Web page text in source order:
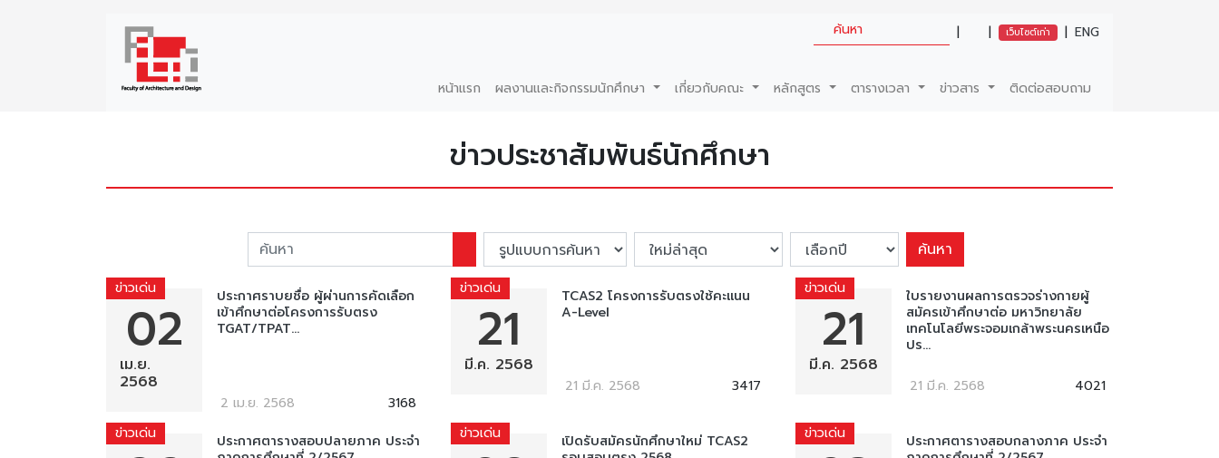
| | เว็บไซต์เก่า | ENG
หน้าแรก ผลงานและกิจกรรมนักศึกษา เกี่ยวกับคณะ หลักสูตร ตารางเวลา ข่าวสาร ติดต่อสอบถาม
ข่าวประชาสัมพันธ์นักศึกษา
ค้นหา
02
เม.ย.
2568
ข่าวเด่น
ประกาศราบยชื่อ ผู้ผ่านการคัดเลือก
เข้าศึกษาต่อโครงการรับตรง
TGAT/TPAT...
2 เม.ย. 2568 3168
21
มี.ค. 2568
ข่าวเด่น
TCAS2 โครงการรับตรงใช้คะแนน
A-Level
21 มี.ค. 2568 3417
21
มี.ค. 2568
ข่าวเด่น
ใบรายงานผลการตรวจร่างกายผู้
สมัครเข้าศึกษาต่อ มหาวิทยาลัย
เทคโนโลยีพระจอมเกล้าพระนครเหนือ
ปร...
21 มี.ค. 2568 4021
ข่าวเด่น
ประกาศตารางสอบปลายภาค ประจำ
ข่าวเด่น
เปิดรับสมัครนักศึกษาใหม่ TCAS2
ข่าวเด่น
ประกาศตารางสอบกลางภาค ประจำ